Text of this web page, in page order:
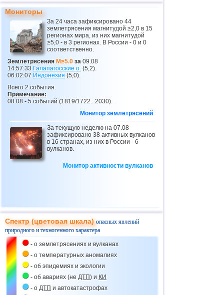
26 Сальвадор
27 Венесуэла 3,6 1
28 Австрия 3,5
29 Коста-Рика
30 Пуэрто-Рико
31 Гватемала
32 Мьянма
33 Гваделупа 3,0 1
34 Греция 3,0 1
Мониторы
За 24 часа зафиксировано 44
землетрясения магнитудой ≥2,0 в 15
регионах мира, из них магнитудой
≥5,0 - в 3 регионах. В России - 0 и 0
соответственно.
Землетрясения M≥5.0 за 09.08
14:57:33 Галапагосские о. (5,2).
06:02:07 Индонезия (5,0).
Всего 2 события.
Примечание:
08.08 - 5 событий (1819/1722...2030).
Монитор землетрясений
За текущую неделю на 07.08
зафиксировано 38 активных вулканов
в 16 странах, из них в России - 6
вулканов.
Монитор активности вулканов
Спектр (цветовая шкала)опасных явлений
природного и техногенного характера
- о землетрясениях и вулканах
- о температурных аномалиях
- об эпидемиях и экологии
- об авариях (не ДТП) и КИ
- о ДТП и автокатастрофах